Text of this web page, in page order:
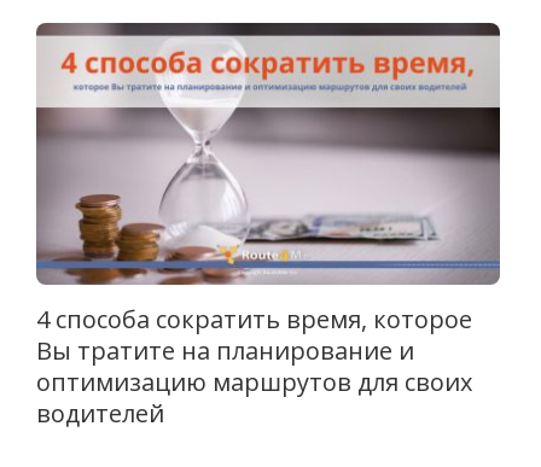
4 способа сократить время, которое
Вы тратите на планирование и
оптимизацию маршрутов для своих
водителей